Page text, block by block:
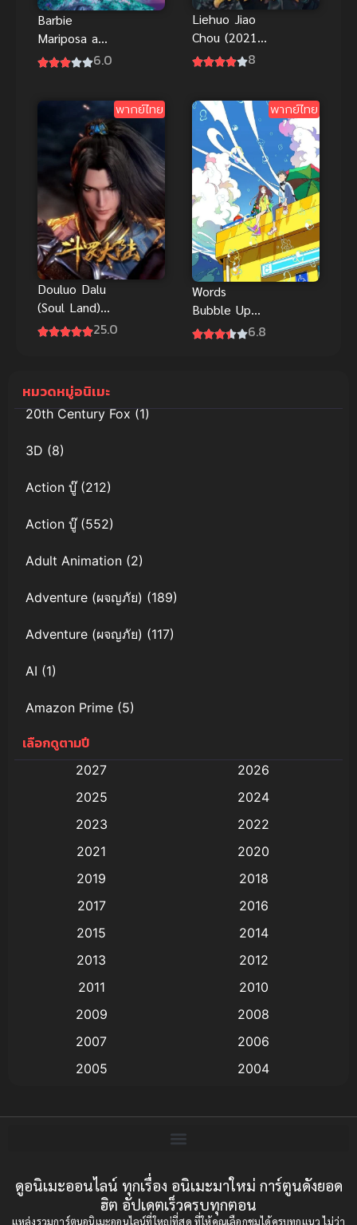
Barbie
Mariposa and
Her Butterfly
แมรีโพซ่ากับ
เหล่านางฟ้า
ผีเสื้อแสนสวย
พากย์ไทย
6.0
Liehuo Jiao
Chou (2021)
Drowning 8
พากย์ไทย
Douluo Dalu
(Soul Land)
ถังซาน ภาค 1
25.0
พากย์ไทย
Words
Bubble Up
Like Soda6.8
หมวดหมู่อนิเมะ
20th Century Fox(1)
3D (8)
Action บู๊(212)
Action บู๊(552)
Adult Animation (2)
Adventure (ผจญภัย) (189)
Adventure (ผจญภัย) (117)
AI (1)
Amazon Prime (5)
Anal (ประตูหลัง)
Animation การ์ตูน
Animation อนิเมะ
Animation แอนิเมชัน
(9)
Big tits (นมใหญ่)
Bitch (ผู้หญิงร่าน)
Bondage (ทาส)(1)
เลือกดูตามปี
2027
2026
2025
2024
2023
2022
2021
2020
2019
2018
2017
2016
2015
2014
2013
2012
2011
2010
2009
2008
2007
2006
2005
2004
1997
1996
1993
1992
ดูอนิเมะออนไลน์ ทุกเรื่อง อนิเมะมาใหม่ การ์ตูนดังยอด
ฮิต อัปเดตเร็วครบทุกตอน
แหล่งรวมการ์ตูนอนิเมะออนไลน์ที่ใหญ่ที่สุด ที่ให้คุณเลือกชมได้ครบทุกแนว ไม่ว่า